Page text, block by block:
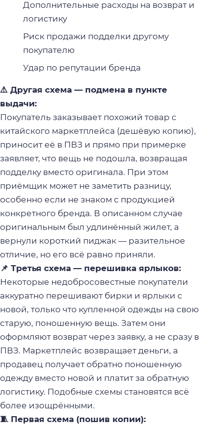
Дополнительные расходы на возврат и
логистику
Риск продажи подделки другому
покупателю
Удар по репутации бренда
⚠️ Другая схема — подмена в пункте
выдачи:
Покупатель заказывает похожий товар с
китайского маркетплейса (дешёвую копию),
приносит её в ПВЗ и прямо при примерке
заявляет, что вещь не подошла, возвращая
подделку вместо оригинала. При этом
приёмщик может не заметить разницу,
особенно если не знаком с продукцией
конкретного бренда. В описанном случае
оригинальным был удлинённый жилет, а
вернули короткий пиджак — разительное
отличие, но его всё равно приняли.
📌 Третья схема — перешивка ярлыков:
Некоторые недобросовестные покупатели
аккуратно перешивают бирки и ярлыки с
новой, только что купленной одежды на свою
старую, поношенную вещь. Затем они
оформляют возврат через заявку, а не сразу в
ПВЗ. Маркетплейс возвращает деньги, а
продавец получает обратно поношенную
одежду вместо новой и платит за обратную
логистику. Подобные схемы становятся всё
более изощрёнными.
🧵 Первая схема (пошив копии):